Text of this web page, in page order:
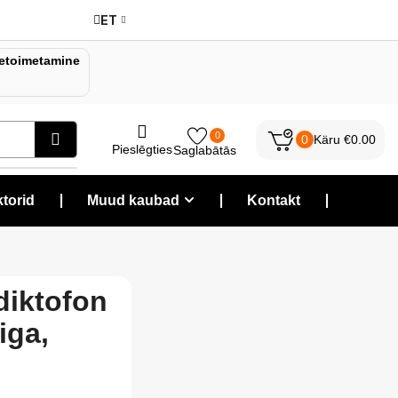
ET
Pieslēgties
0
Saglabātās
0 Käru €0.00
Muud kaubad Kontakt